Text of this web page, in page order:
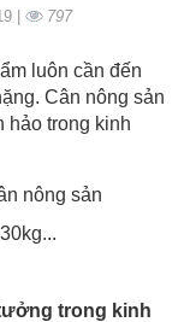
| 797
luôn cần đến
Cân nông sản
hảo trong kinh
nông sản
trong kinh